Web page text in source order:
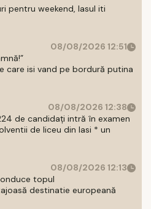
pentru weekend, Iasul iti
08/08/2026 12:51
care isi vand pe bordură putina
08/08/2026 12:38
de candidați intră în examen
de liceu din Iasi * un
08/08/2026 12:13
topul
destinatie europeană